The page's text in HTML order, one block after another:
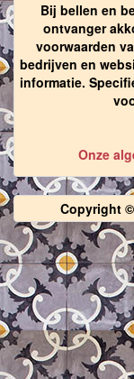
Bij bellen en
ontvanger
voorwaarden
bedrijven en
informatie.
Onze
Copyright